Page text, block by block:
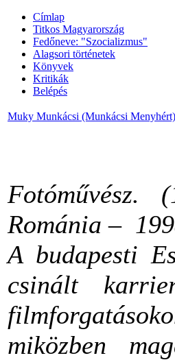
Címlap
Titkos Magyarország
Fedőneve: "Szocializmus"
Alagsori történetek
Könyvek
Kritikák
Belépés
Muky Munkácsi (Munkácsi Menyhért)
Fotóművész.
Románia –
A budapesti
csinált
miközben